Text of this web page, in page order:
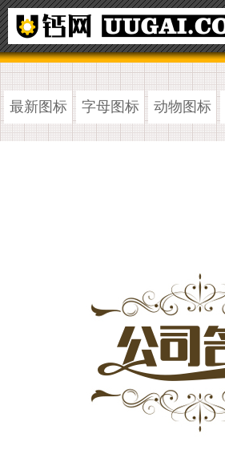
最新图标 字母图标 动物图标